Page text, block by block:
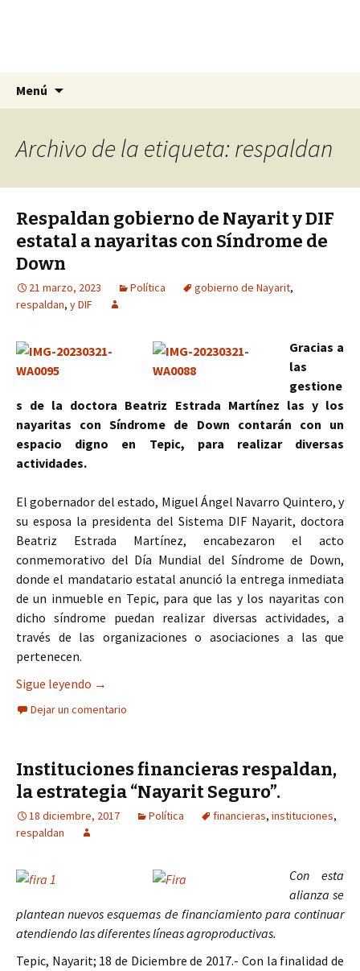
La Yunta de Tepic
La nueva opción en información
Menú
Archivo de la etiqueta: respaldan
Respaldan gobierno de Nayarit y DIF
estatal a nayaritas con Síndrome de
Down
21 marzo, 2023 Política gobierno de Nayarit,
respaldan, y DIF
Gracias a
las
gestione
s de la doctora Beatriz Estrada Martínez las y los
nayaritas con Síndrome de Down contarán con un
espacio digno en Tepic, para realizar diversas
actividades.
El gobernador del estado, Miguel Ángel Navarro Quintero, y
su esposa la presidenta del Sistema DIF Nayarit, doctora
Beatriz Estrada Martínez, encabezaron el acto
conmemorativo del Día Mundial del Síndrome de Down,
donde el mandatario estatal anunció la entrega inmediata
de un inmueble en Tepic, para que las y los nayaritas con
dicho síndrome puedan realizar diversas actividades, a
través de las organizaciones o asociaciones a las que
pertenecen.
Sigue leyendo Respaldan gobierno de Nayarit y DIF estatal a
→
Dejar un comentario
Instituciones financieras respaldan,
la estrategia “Nayarit Seguro”.
18 diciembre, 2017 Política financieras, instituciones,
respaldan
Con esta
alianza se
plantean nuevos esquemas de financiamiento para continuar
atendiendo las diferentes líneas agroproductivas.
Tepic, Nayarit; 18 de Diciembre de 2017.- Con la finalidad de